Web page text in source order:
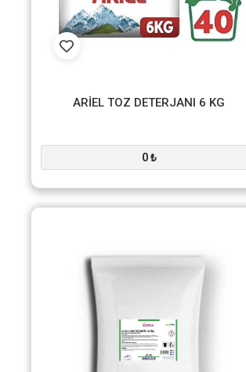
ARİEL TOZ DETERJANI 6 KG
0 ₺